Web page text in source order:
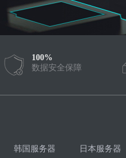
100%
数据安全保障
韩国服务器 日本服务器